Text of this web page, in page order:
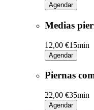
Agendar
Medias
12,00 €15min
Agendar
Piernas
22,00 €35min
Agendar